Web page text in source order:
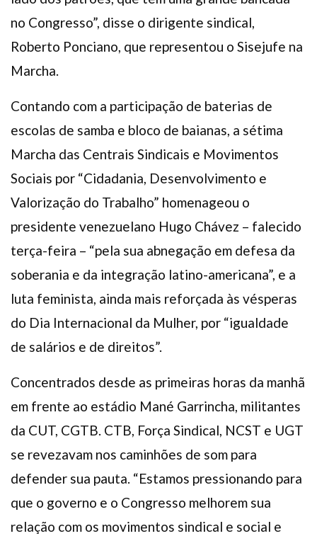
no Congresso”, disse o dirigente sindical,
Roberto Ponciano, que representou o Sisejufe na
Marcha.
Contando com a participação de baterias de
escolas de samba e bloco de baianas, a sétima
Marcha das Centrais Sindicais e Movimentos
Sociais por “Cidadania, Desenvolvimento e
Valorização do Trabalho” homenageou o
presidente venezuelano Hugo Chávez – falecido
terça-feira – “pela sua abnegação em defesa da
soberania e da integração latino-americana”, e a
luta feminista, ainda mais reforçada às vésperas
do Dia Internacional da Mulher, por “igualdade
de salários e de direitos”.
Concentrados desde as primeiras horas da manhã
em frente ao estádio Mané Garrincha, militantes
da CUT, CGTB. CTB, Força Sindical, NCST e UGT
se revezavam nos caminhões de som para
defender sua pauta. “Estamos pressionando para
que o governo e o Congresso melhorem sua
relação com os movimentos sindical e social e